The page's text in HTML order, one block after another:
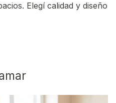
Elegí calidad y diseño